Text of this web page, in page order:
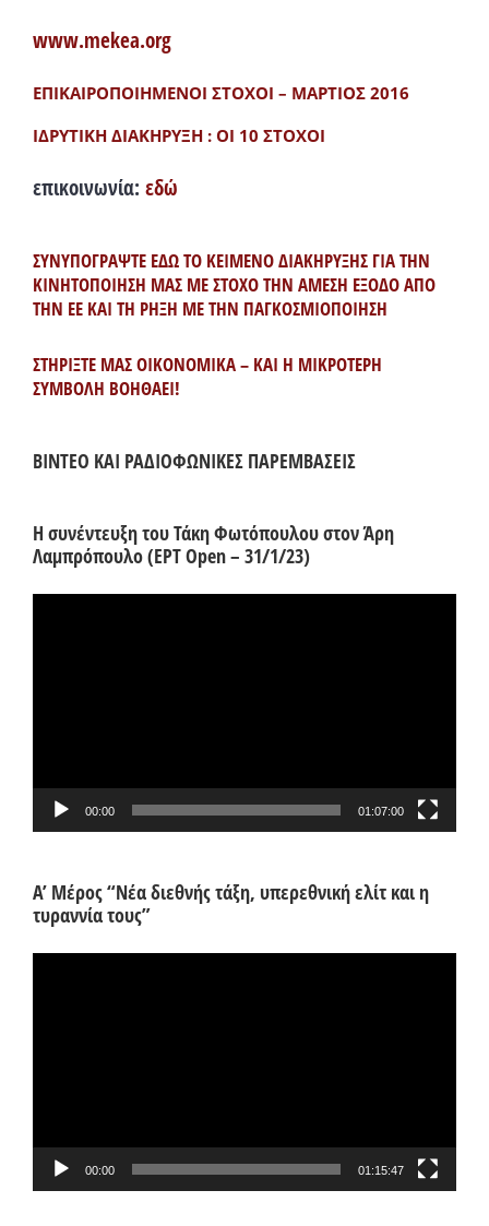
www.mekea.org
ΕΠΙΚΑΙΡΟΠΟΙΗΜΕΝΟΙ ΣΤΟΧΟΙ – ΜΑΡΤΙΟΣ 2016
ΙΔΡΥΤΙΚΗ ΔΙΑΚΗΡΥΞΗ : ΟΙ 10 ΣΤΟΧΟΙ
επικοινωνία: εδώ
ΣΥΝΥΠΟΓΡΑΨΤΕ ΕΔΩ ΤΟ ΚΕΙΜΕΝΟ ΔΙΑΚΗΡΥΞΗΣ ΓΙΑ ΤΗΝ
ΚΙΝΗΤΟΠΟΙΗΣΗ ΜΑΣ ΜΕ ΣΤΟΧΟ ΤΗΝ ΑΜΕΣΗ ΕΞΟΔΟ ΑΠΟ
ΤΗΝ ΕΕ ΚΑΙ ΤΗ ΡΗΞΗ ΜΕ ΤΗΝ ΠΑΓΚΟΣΜΙΟΠΟΙΗΣΗ
ΣΤΗΡΙΞΤΕ ΜΑΣ ΟΙΚΟΝΟΜΙΚΑ – ΚΑΙ Η ΜΙΚΡΟΤΕΡΗ
ΣΥΜΒΟΛΗ ΒΟΗΘΑΕΙ!
ΒΙΝΤΕΟ ΚΑΙ ΡΑΔΙΟΦΩΝΙΚΕΣ ΠΑΡΕΜΒΑΣΕΙΣ
Η συνέντευξη του Τάκη Φωτόπουλου στον Άρη
Λαμπρόπουλο (ΕΡΤ Open – 31/1/23)
00:00 01:07:00
Α’ Μέρος “Νέα διεθνής τάξη, υπερεθνική ελίτ και η
τυραννία τους”
00:00 01:15:47